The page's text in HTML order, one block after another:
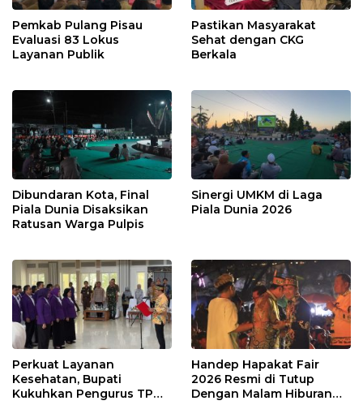
Pemkab Pulang Pisau
Evaluasi 83 Lokus
Layanan Publik
Pastikan Masyarakat
Sehat dengan CKG
Berkala
Dibundaran Kota, Final
Piala Dunia Disaksikan
Ratusan Warga Pulpis
Sinergi UMKM di Laga
Piala Dunia 2026
Perkuat Layanan
Kesehatan, Bupati
Kukuhkan Pengurus TP
Handep Hapakat Fair
2026 Resmi di Tutup
Dengan Malam Hiburan